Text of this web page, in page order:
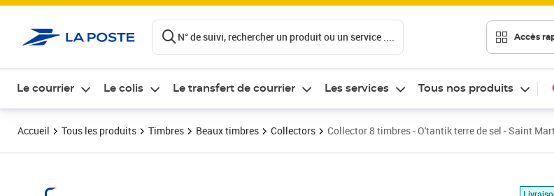
N° de suivi, rechercher un produit ou un service .... Accès
Le courrier Le colis Le transfert de courrier Les services Tous nos produits
Accueil Tous les produits Timbres Beaux timbres Collectors Collector 8 timbres - O'tantik terre de sel - Saint
Prix